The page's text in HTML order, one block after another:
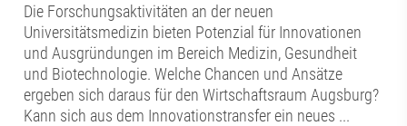
Die Forschungsaktivitäten an der neuen
Universitätsmedizin bieten Potenzial für Innovationen
und Ausgründungen im Bereich Medizin, Gesundheit
und Biotechnologie. Welche Chancen und Ansätze
ergeben sich daraus für den Wirtschaftsraum Augsburg?
Kann sich aus dem Innovationstransfer ein neues ...